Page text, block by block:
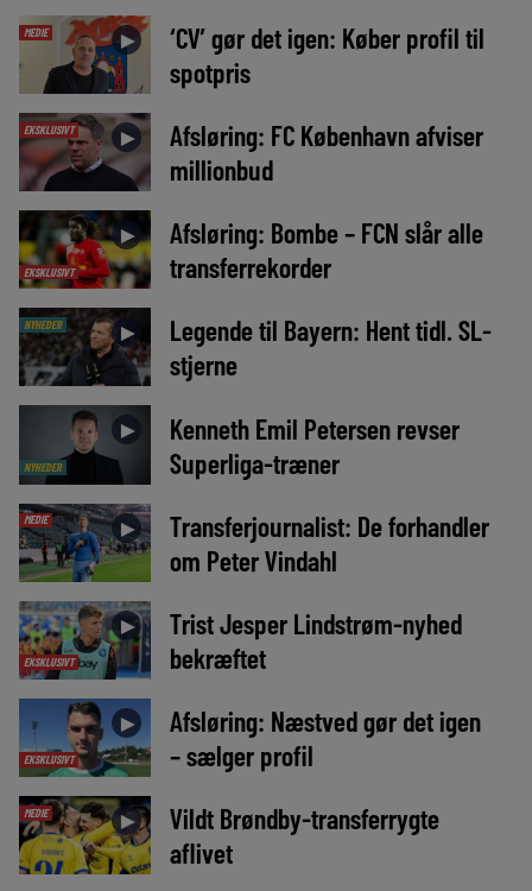
MEDIE ►
‘CV’ gør det igen: Køber profil til
spotpris
EKSKLUSIVT ►
Afsløring: FC København afviser
millionbud
EKSKLUSIVT
►
Afsløring: Bombe – FCN slår alle
transferrekorder
NYHEDER ►
Legende til Bayern: Hent tidl. SL-
stjerne
NYHEDER
►
Kenneth Emil Petersen revser
Superliga-træner
MEDIE ►
Transferjournalist: De forhandler
om Peter Vindahl
EKSKLUSIVT
►
Trist Jesper Lindstrøm-nyhed
bekræftet
EKSKLUSIVT
►
Afsløring: Næstved gør det igen
– sælger profil
MEDIE ►
Vildt Brøndby-transferrygte
aflivet